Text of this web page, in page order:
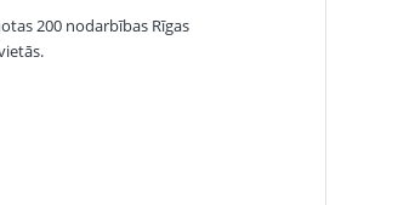
200 nodarbības Rīgas